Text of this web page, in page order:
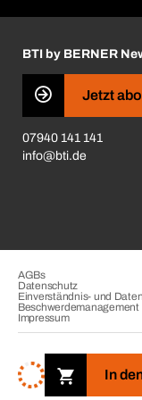
In
Insektenschutzplaner
Haftungsausschluss
Zertifikate
CVV-Liste
BTI by BERNER
Jetzt
07940 141 141
info@bti.de
Copyright © 2026. BTI
Rechte vorbehalten.
Freiberufler und
AGBs
Datenschutz
Einverständnis- und
Beschwerdemanagement
Impressum